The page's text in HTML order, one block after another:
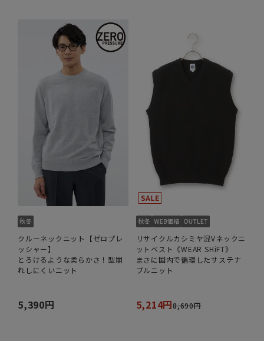
クルーネックニット【ゼロプレ
ッシャー】
とろけるような柔らかさ！型崩
れしにくいニット
5,390円
リサイクルカシミヤ混Vネックニ
ットベスト《WEAR SHiFT》
まさに国内で循環したサステナ
ブルニット
5,214円8,690円